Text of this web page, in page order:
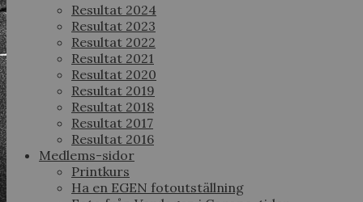
Resultat 2024
Resultat 2023
Resultat 2022
Resultat 2021
Resultat 2020
Resultat 2019
Resultat 2018
Resultat 2017
Resultat 2016
Medlems-sidor
Printkurs
Ha en EGEN fotoutställning